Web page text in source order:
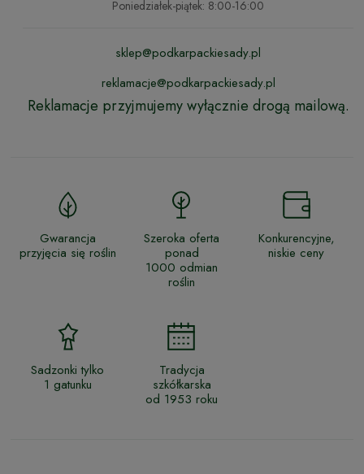
Poniedziałek-piątek: 8:00-16:00
sklep@podkarpackiesady.pl
reklamacje@podkarpackiesady.pl
Reklamacje przyjmujemy wyłącznie drogą mailową.
Gwarancja
przyjęcia się roślin
Szeroka oferta
ponad
1000 odmian
roślin
Konkurencyjne,
niskie ceny
Sadzonki tylko
1 gatunku
Tradycja
szkółkarska
od 1953 roku